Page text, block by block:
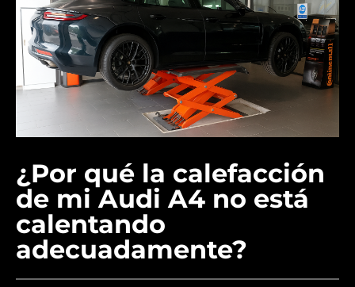
¿Por qué la calefacción
de mi Audi A4 no está
calentando
adecuadamente?